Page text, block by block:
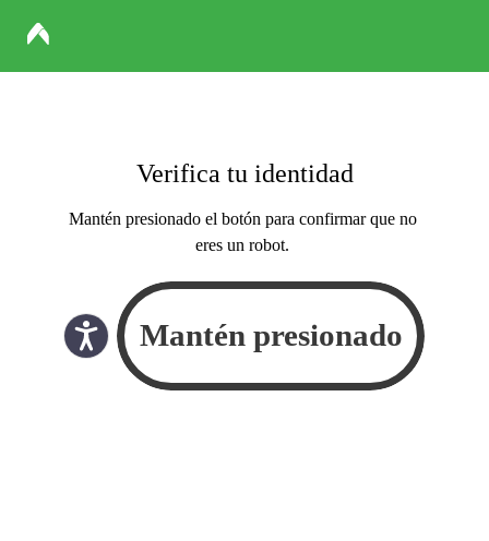
Verifica tu identidad
Mantén presionado el botón para confirmar que no
eres un robot.